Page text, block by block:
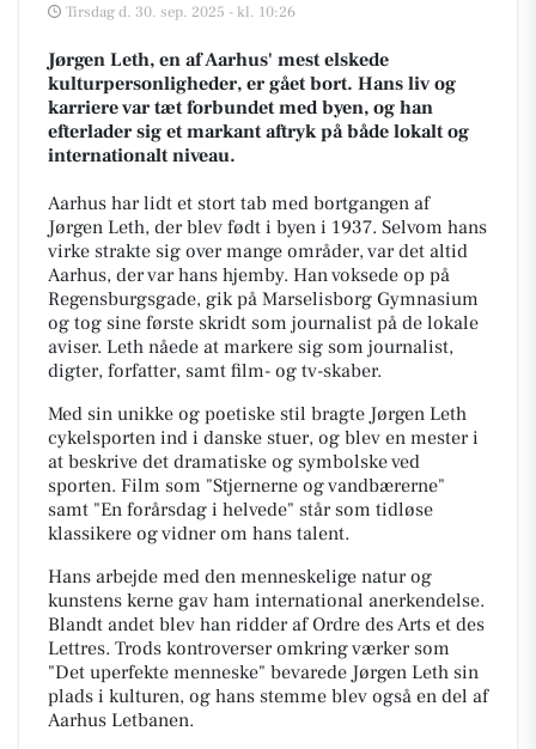
Tirsdag d. 30. sep. 2025 - kl. 10:26
Jørgen Leth, en af Aarhus' mest elskede
kulturpersonligheder, er gået bort. Hans liv og
karriere var tæt forbundet med byen, og han
efterlader sig et markant aftryk på både lokalt og
internationalt niveau.
Aarhus har lidt et stort tab med bortgangen af
Jørgen Leth, der blev født i byen i 1937. Selvom hans
virke strakte sig over mange områder, var det altid
Aarhus, der var hans hjemby. Han voksede op på
Regensburgsgade, gik på Marselisborg Gymnasium
og tog sine første skridt som journalist på de lokale
aviser. Leth nåede at markere sig som journalist,
digter, forfatter, samt film- og tv-skaber.
Med sin unikke og poetiske stil bragte Jørgen Leth
cykelsporten ind i danske stuer, og blev en mester i
at beskrive det dramatiske og symbolske ved
sporten. Film som "Stjernerne og vandbærerne"
samt "En forårsdag i helvede" står som tidløse
klassikere og vidner om hans talent.
Hans arbejde med den menneskelige natur og
kunstens kerne gav ham international anerkendelse.
Blandt andet blev han ridder af Ordre des Arts et des
Lettres. Trods kontroverser omkring værker som
"Det uperfekte menneske" bevarede Jørgen Leth sin
plads i kulturen, og hans stemme blev også en del af
Aarhus Letbanen.